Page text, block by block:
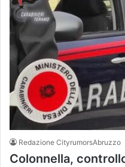
Redazione CityrumorsAbruzzo
Colonnella,